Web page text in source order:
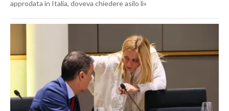
approdata in Italia, doveva chiedere asilo lì»